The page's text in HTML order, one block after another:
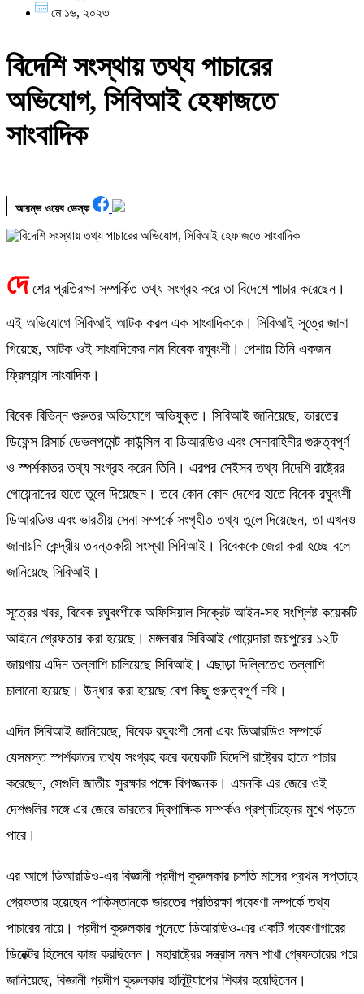
মে ১৬, ২০২৩
বিদেশি সংস্থায় তথ্য পাচারের
অভিযোগ, সিবিআই হেফাজতে
সাংবাদিক
আরম্ভ ওয়েব ডেস্ক
দে শের প্রতিরক্ষা সম্পর্কিত তথ্য সংগ্রহ করে তা বিদেশে পাচার করেছেন।
এই অভিযোগে সিবিআই আটক করল এক সাংবাদিককে। সিবিআই সূত্রে জানা
গিয়েছে, আটক ওই সাংবাদিকের নাম বিবেক রঘুবংশী। পেশায় তিনি একজন
ফ্রিল্যান্স সাংবাদিক।
বিবেক বিভিন্ন গুরুতর অভিযোগে অভিযুক্ত। সিবিআই জানিয়েছে, ভারতের
ডিফেন্স রিসার্চ ডেভলপমেন্ট কাউন্সিল বা ডিআরডিও এবং সেনাবাহিনীর গুরুত্বপূর্ণ
ও স্পর্শকাতর তথ্য সংগ্রহ করেন তিনি। এরপর সেইসব তথ্য বিদেশি রাষ্ট্রের
গোয়েন্দাদের হাতে তুলে দিয়েছেন। তবে কোন কোন দেশের হাতে বিবেক রঘুবংশী
ডিআরডিও এবং ভারতীয় সেনা সম্পর্কে সংগৃহীত তথ্য তুলে দিয়েছেন, তা এখনও
জানায়নি কেন্দ্রীয় তদন্তকারী সংস্থা সিবিআই। বিবেককে জেরা করা হচ্ছে বলে
জানিয়েছে সিবিআই।
সূত্রের খবর, বিবেক রঘুবংশীকে অফিসিয়াল সিক্রেট আইন-সহ সংশ্লিষ্ট কয়েকটি
আইনে গ্রেফতার করা হয়েছে। মঙ্গলবার সিবিআই গোয়েন্দারা জয়পুরের ১২টি
জায়গায় এদিন তল্লাশি চালিয়েছে সিবিআই। এছাড়া দিল্লিতেও তল্লাশি
চালানো হয়েছে। উদ্ধার করা হয়েছে বেশ কিছু গুরুত্বপূর্ণ নথি।
এদিন সিবিআই জানিয়েছে, বিবেক রঘুবংশী সেনা এবং ডিআরডিও সম্পর্কে
যেসমস্ত স্পর্শকাতর তথ্য সংগ্রহ করে কয়েকটি বিদেশি রাষ্ট্রের হাতে পাচার
করেছেন, সেগুলি জাতীয় সুরক্ষার পক্ষে বিপজ্জনক। এমনকি এর জেরে ওই
দেশগুলির সঙ্গে এর জেরে ভারতের দ্বিপাক্ষিক সম্পর্কও প্রশ্নচিহ্নের মুখে পড়তে
পারে।
এর আগে ডিআরডিও-এর বিজ্ঞানী প্রদীপ কুরুলকার চলতি মাসের প্রথম সপ্তাহে
গ্রেফতার হয়েছেন পাকিস্তানকে ভারতের প্রতিরক্ষা গবেষণা সম্পর্কে তথ্য
পাচারের দায়ে। প্রদীপ কুরুলকার পুনেতে ডিআরডিও-এর একটি গবেষণাগারের
ডিরেক্টর হিসেবে কাজ করছিলেন। মহারাষ্ট্রের সন্ত্রাস দমন শাখা গ্ৰেফতারের পরে
জানিয়েছে, বিজ্ঞানী প্রদীপ কুরুলকার হানিট্ৰ্যাপের শিকার হয়েছিলেন।